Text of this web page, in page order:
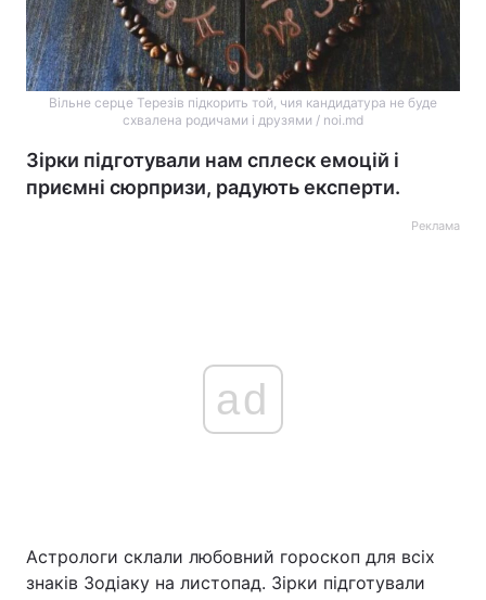
Вільне серце Терезів підкорить той, чия кандидатура не буде
схвалена родичами і друзями / noi.md
Зірки підготували нам сплеск емоцій і
приємні сюрпризи, радують експерти.
Реклама
ad
Астрологи склали любовний гороскоп для всіх
знаків Зодіаку на листопад. Зірки підготували